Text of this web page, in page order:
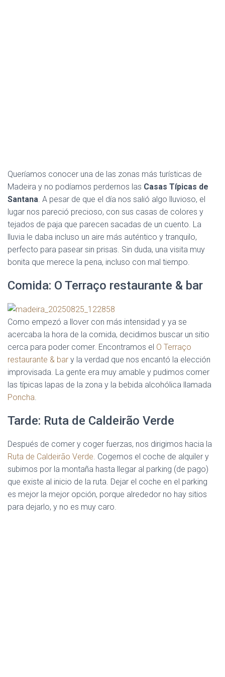
Queríamos conocer una de las zonas más turísticas de
Madeira y no podíamos perdernos las Casas Típicas de
Santana . A pesar de que el día nos salió algo lluvioso, el
lugar nos pareció precioso, con sus casas de colores y
tejados de paja que parecen sacadas de un cuento. La
lluvia le daba incluso un aire más auténtico y tranquilo,
perfecto para pasear sin prisas. Sin duda, una visita muy
bonita que merece la pena, incluso con mal tiempo.
Comida: O Terraço restaurante & bar
Como empezó a llover con más intensidad y ya se
acercaba la hora de la comida, decidimos buscar un sitio
cerca para poder comer. Encontramos el O Terraço
restaurante & bar y la verdad que nos encantó la elección
improvisada. La gente era muy amable y pudimos comer
las típicas lapas de la zona y la bebida alcohólica llamada
Poncha
Tarde: Ruta de Caldeirão Verde
Después de comer y coger fuerzas, nos dirigimos hacia la
Ruta de Caldeirão Verde . Cogemos el coche de alquiler y
subimos por la montaña hasta llegar al parking (de pago)
que existe al inicio de la ruta. Dejar el coche en el parking
es mejor la mejor opción, porque alrededor no hay sitios
para dejarlo, y no es muy caro.